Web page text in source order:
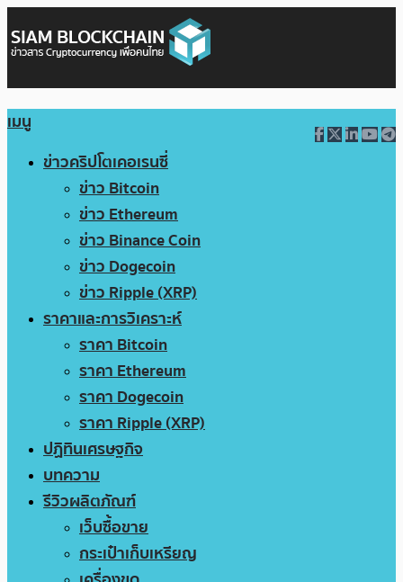
เมนู
ข่าวคริปโตเคอเรนซี่
ข่าว Bitcoin
ข่าว Ethereum
ข่าว Binance Coin
ข่าว Dogecoin
ข่าว Ripple (XRP)
ราคาและการวิเคราะห์
ราคา Bitcoin
ราคา Ethereum
ราคา Dogecoin
ราคา Ripple (XRP)
ปฏิทินเศรษฐกิจ
บทความ
รีวิวผลิตภัณฑ์
เว็บซื้อขาย
กระเป๋าเก็บเหรียญ